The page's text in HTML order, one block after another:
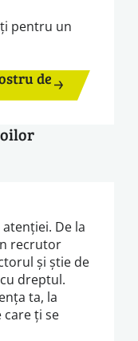
pentru un
de
De la
recrutor
și știe de
dreptul.
ta, la
care ți se